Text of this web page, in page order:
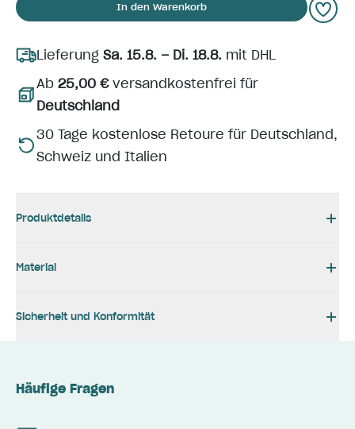
In den Warenkorb
Lieferung Sa. 15.8. – Di. 18.8. mit DHL
Ab 25,00 €versandkostenfrei für
Deutschland
30 Tage kostenlose Retoure für Deutschland,
Schweiz und Italien
Produktdetails
Material
Sicherheit und Konformität
Häufige Fragen